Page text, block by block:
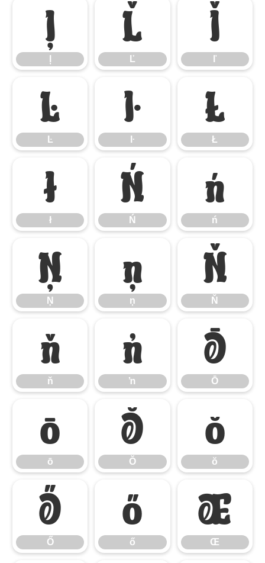
ļ Ľ
Ľ
ľ
ľ
Ŀ
Ŀ
ŀ
ŀ
Ł
Ł
ł
ł
Ń
Ń
ń
ń
Ņ
Ņ
ņ
ņ
Ň
Ň
ň
ň
ŉ
ŉ
Ō
Ō
ō
ō
Ŏ
Ŏ
ŏ
ŏ
Ő
Ő
ő
ő
Œ
Œ